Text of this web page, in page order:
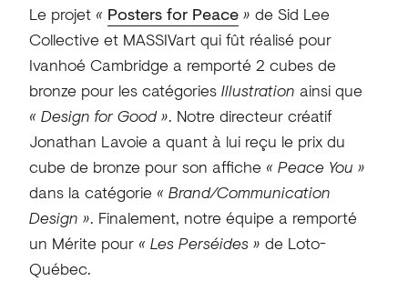
Le projet « Posters for Peace» de Sid Lee
Collective et MASSIVart qui fût réalisé pour
Ivanhoé Cambridge a remporté 2 cubes de
bronze pour les catégoriesIllustration ainsi que
« Design for Good ». Notre directeur créatif
Jonathan Lavoie a quant à lui reçu le prix du
cube de bronze pour son affiche « Peace You »
dans la catégorie « Brand/Communication
Design ». Finalement, notre équipe a remporté
un Mérite pour « Les Perséides » de Loto-
Québec.